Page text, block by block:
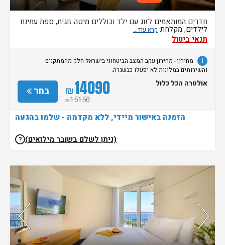
חדרים המותאמים לזוג עם ילד וכוללים מיטה זוגית, ספת עמינח
לילדים, מקלחת
תנאי ביטול
i מחירון- מחירון עקב המצב הביטחוני בישראל חלק מהמתקנים
והשירותים במלונות לא יפעלו כבשגרה.
בחר ₪14090
₪15150
אולטרה הכל כלול
הזמנה באישור מיידי, ללא מקדמה - שלמו בהגעה
(ניתן לשלם בשובר מילואים) ?
90% מהאורחים ששהו בחדר אהבו אותו
נותרו 5 חדרים אחרונים בממשק!